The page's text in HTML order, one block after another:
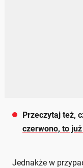
Przeczytaj też,
czerwono, to
Jednakże w